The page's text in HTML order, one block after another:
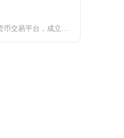
Ulink交易所是一家全球领先的数字货币交易平台，成立于2018年，总部位于新加坡。自成立